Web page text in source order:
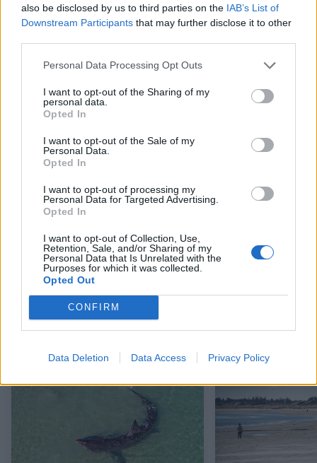
also be disclosed by us to third parties on the IAB’s List of
Downstream Participants that may further disclose it to other
Personal Data Processing Opt Outs
I want to opt-out of the Sharing of my
personal data.
Opted In
I want to opt-out of the Sale of my
Personal Data.
Opted In
I want to opt-out of processing my
Personal Data for Targeted Advertising.
Opted In
I want to opt-out of Collection, Use,
Retention, Sale, and/or Sharing of my
Personal Data that Is Unrelated with the
Purposes for which it was collected.
Opted Out
CONFIRM
Data Deletion Data Access Privacy Policy
Lille hyggelig gårdhave og isbutik i
Brugden